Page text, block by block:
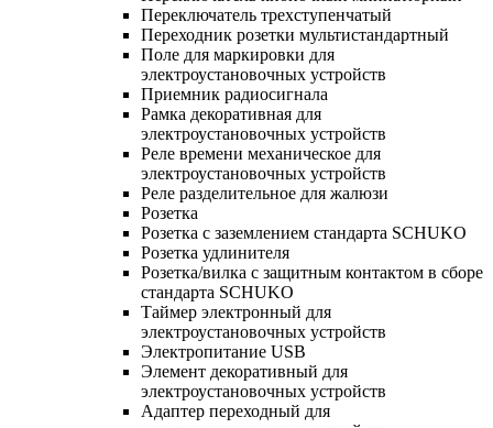
Переключатель трехступенчатый
Переходник розетки мультистандартный
Поле для маркировки для
электроустановочных устройств
Приемник радиосигнала
Рамка декоративная для
электроустановочных устройств
Реле времени механическое для
электроустановочных устройств
Реле разделительное для жалюзи
Розетка
Розетка с заземлением стандарта SCHUKO
Розетка удлинителя
Розетка/вилка с защитным контактом в сборе
стандарта SCHUKO
Таймер электронный для
электроустановочных устройств
Электропитание USB
Элемент декоративный для
электроустановочных устройств
Адаптер переходный для